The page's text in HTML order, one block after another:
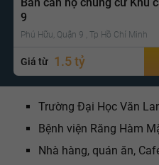
Bán căn hộ chung cư Khu
9
Phú Hữu, Quận 9 , Tp Hồ Chí Minh
Giá từ 1.5 tỷ
Trường Đại Học Văn
Bệnh viện Răng Hàm
Nhà hàng, quán ăn,